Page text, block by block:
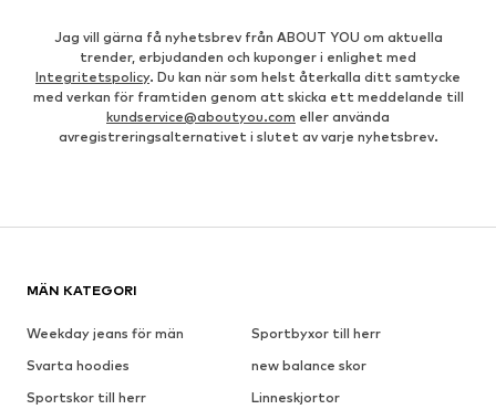
Jag vill gärna få nyhetsbrev från ABOUT YOU om aktuella
trender, erbjudanden och kuponger i enlighet med
Integritetspolicy. Du kan när som helst återkalla ditt samtycke
med verkan för framtiden genom att skicka ett meddelande till
kundservice@aboutyou.com eller använda
avregistreringsalternativet i slutet av varje nyhetsbrev.
MÄN KATEGORI
Weekday jeans för män
Sportbyxor till herr
Svarta hoodies
new balance skor
Sportskor till herr
Linneskjortor